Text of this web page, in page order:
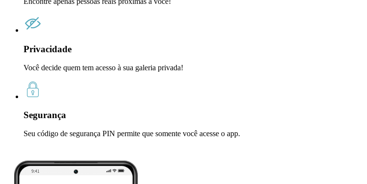
Privacidade
Você decide quem tem acesso à sua galeria privada!
Segurança
Seu código de segurança PIN permite que somente você acesse o app.